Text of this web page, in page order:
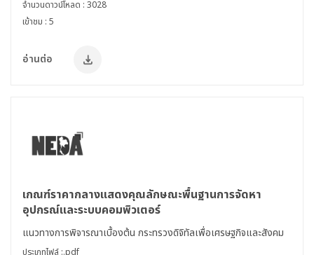
จำนวนดาวน์โหลด : 3028
เข้าชม : 5
อ่านต่อ
เกณฑ์ราคากลางแสดงคุณลักษณะพื้นฐานการจัดหา
อุปกรณ์และระบบคอมพิวเตอร์
แนวทางการพิจารณาเบื้องต้น กระทรวงดิจิทัลเพื่อเศรษฐกิจและสังคม
ประเภทไฟล์ :.pdf